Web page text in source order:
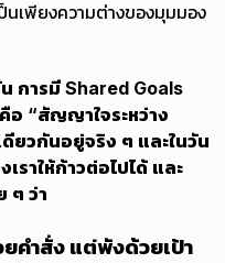
นเพียงความต่างของมุมมอง
การมี Shared Goals
อ “สัญญาใจระหว่าง
ยวกันอยู่จริง ๆ และในวัน
ราให้ก้าวต่อไปได้ และ
ๆ ว่า
คำสั่ง แต่พังด้วยเป้า